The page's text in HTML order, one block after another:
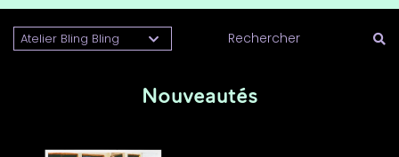
Nouveautés